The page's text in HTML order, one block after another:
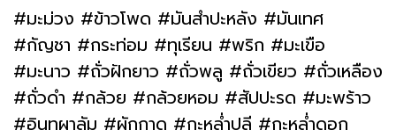
#มะม่วง #ข้าวโพด #มันสำปะหลัง #มันเทศ
#กัญชา #กระท่อม #ทุเรียน #พริก #มะเขือ
#มะนาว #ถั่วฝักยาว #ถั่วพลู #ถั่วเขียว #ถั่วเหลือง
#ถั่วดำ #กล้วย #กล้วยหอม #สัปปะรด #มะพร้าว
#อินทผาลัม #ผักกาด #กะหล่ำปลี #กะหล่ำดอก